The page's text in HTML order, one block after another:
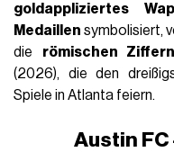
goldappliziertes
Medaillen symbolisiert,
die römischen Ziffern
(2026), die den
Spiele in Atlanta feiern.
Austin